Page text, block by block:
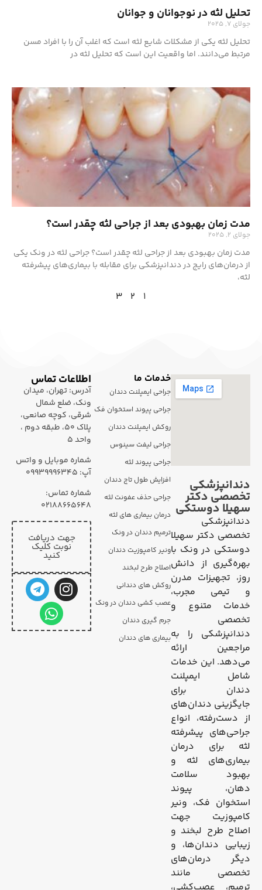
تحلیل لثه در نوجوانان و جوانان
جولای 7, 2025
تحلیل لثه یکی از مشکلات شایع لثه است که اغلب آن را با افراد مسن
مرتبط می‌دانند. اما واقعیت این است که تحلیل لثه در
مدت زمان بهبودی بعد از جراحی لثه چقدر است؟
جولای 2, 2025
مدت زمان بهبودی بعد از جراحی لثه چقدر است؟ جراحی لثه در ونک یکی
از درمان‌های رایج در دندانپزشکی برای مقابله با بیماری‌های پیشرفته
لثه،
1
2
3
دندانپزشکی
تخصصی دکتر
سهیلا دوستکی
دندانپزشکی
تخصصی دکتر سهیلا
دوستکی در ونک با
بهره‌گیری از دانش
روز، تجهیزات مدرن
و تیمی مجرب،
خدمات متنوع و
تخصصی
دندانپزشکی را به
مراجعین ارائه
می‌دهد. این خدمات
شامل ایمپلنت
دندان برای
جایگزینی دندان‌های
از دست‌رفته، انواع
جراحی‌های پیشرفته
لثه برای درمان
بیماری‌های لثه و
بهبود سلامت
دهان، پیوند
استخوان فک، ونیر
کامپوزیت جهت
اصلاح طرح لبخند و
زیبایی دندان‌ها، و
دیگر درمان‌های
تخصصی مانند
ترمیم، عصب‌کشی،
خدمات ما
جراحی ایمپلنت دندان
جراحی پیوند استخوان فک
روکش ایمپلنت دندان
جراحی لیفت سینوس
جراحی پیوند لثه
افزایش طول تاج دندان
جراحی حذف عفونت لثه
درمان بیماری های لثه
ترمیم دندان در ونک
ونیر کامپوزیت دندان
اصلاح طرح لبخند
روکش های دندانی
عصب کشی دندان در ونک
جرم گیری دندان
بیماری های دندان
اطلاعات تماس
آدرس: تهران، میدان
ونک، ضلع شمال
شرقی، کوچه صانعی،
پلاک 50، طبقه دوم ،
واحد 5
شماره موبایل و واتس
آپ: ۰۹۹۳۹۹۹۶۳۴۵
شماره تماس:
02188665648
جهت دریافت
نوبت کلیک
کنید